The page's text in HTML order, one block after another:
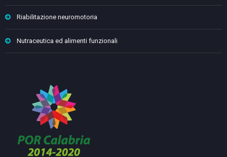
Riabilitazione neuromotoria
Nutraceutica ed alimenti funzionali